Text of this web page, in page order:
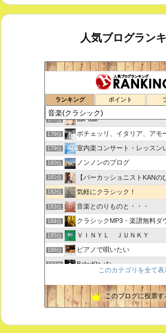
人気ブログラン
ランキング ポイント
鑑賞空間・忘れられない作品
176位 思えば遠くへ来たもんだ
177位 tak-talk
178位 ボチェッリ、イタリア、アモ
179位 室内楽コンサート・レッスン
180位 ノンノンのブログ
181位 【パーカッショニストKANの
182位 気軽にクラシック！
183位 音楽とのりものと・・・
184位 クラシックMP3・楽譜無料ダ
185位 ＶＩＮＹＬ ＪＵＮＫＹ
186位 ピアノで唄いたい
187位 BakuKla +*+
189位 ときどき書きます♪
このカテゴリを全て表
このブログに投票す